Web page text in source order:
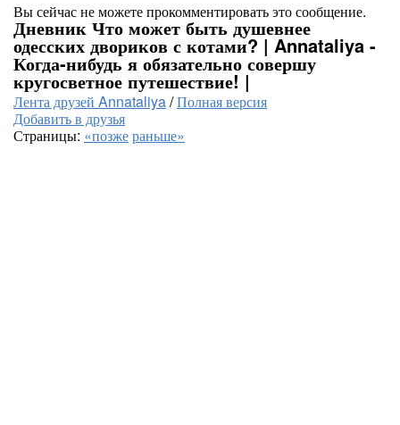
Вы сейчас не можете прокомментировать это сообщение.
Дневник Что может быть душевнее
одесских двориков с котами? | Annataliya -
Когда-нибудь я обязательно совершу
кругосветное путешествие! |
Лента друзей Annataliya/Полная версия
Добавить в друзья
Страницы: «позжераньше»